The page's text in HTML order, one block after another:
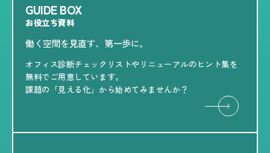
GUIDE BOX
お役立ち資料
働く空間を見直す、第一歩に。
オフィス診断チェックリストやリニューアルのヒント集を
無料でご用意しています。
課題の「見える化」から始めてみませんか？